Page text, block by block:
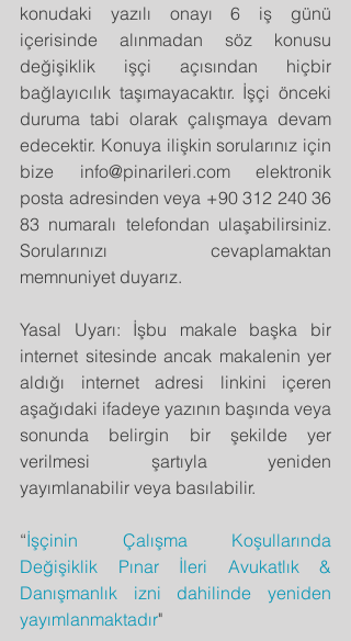
konudaki yazılı onayı 6 iş günü
içerisinde alınmadan söz konusu
değişiklik işçi açısından hiçbir
bağlayıcılık taşımayacaktır. İşçi önceki
duruma tabi olarak çalışmaya devam
edecektir. Konuya ilişkin sorularınız için
bize info@pinarileri.com elektronik
posta adresinden veya +90 312 240 36
83 numaralı telefondan ulaşabilirsiniz.
Sorularınızı cevaplamaktan
memnuniyet duyarız.
Yasal Uyarı: İşbu makale başka bir
internet sitesinde ancak makalenin yer
aldığı internet adresi linkini içeren
aşağıdaki ifadeye yazının başında veya
sonunda belirgin bir şekilde yer
verilmesi şartıyla yeniden
yayımlanabilir veya basılabilir.
“İşçinin Çalışma Koşullarında
Değişiklik Pınar İleri Avukatlık &
Danışmanlık izni dahilinde yeniden
yayımlanmaktadır"